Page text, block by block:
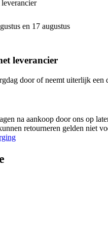
en 17 augustus
leverancier
door of neemt uiterlijk
na aankoop door ons op
retourneren gelden niet